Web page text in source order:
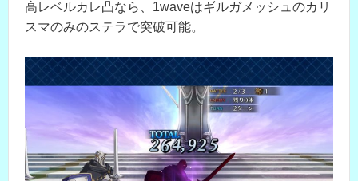
高レベルカレ凸なら、1waveはギルガメッシュのカリ
スマのみのステラで突破可能。